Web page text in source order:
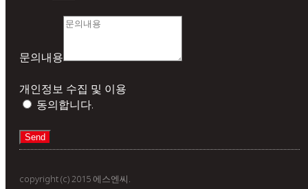
문의내용
개인정보 수집 및 이용
동의합니다.
Send
copyright (c) 2015 에스엔씨.